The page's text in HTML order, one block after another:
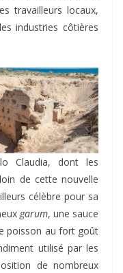
travailleurs locaux,
industries côtières
Claudia, dont les
de cette nouvelle
célèbre pour sa
garum, une sauce
poisson au fort goût
utilisé par les
de nombreux